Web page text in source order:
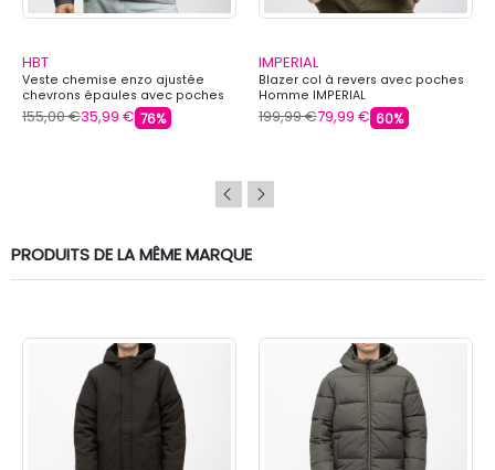
HBT
Veste chemise enzo ajustée
chevrons épaules avec poches
Homme HBT
155,00 €35,99 € 76%
IMPERIAL
Blazer col à revers avec poches
Homme IMPERIAL
199,99 €79,99 € 60%
PRODUITS DE LA MÊME MARQUE